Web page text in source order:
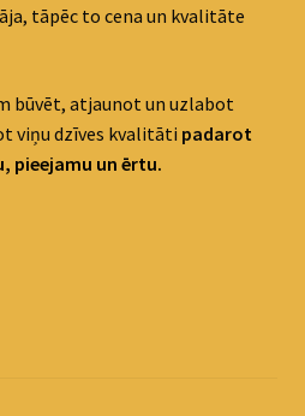
tāpēc to cena un kvalitāte
būvēt, atjaunot un uzlabot
viņu dzīves kvalitāti padarot
pieejamu un ērtu.